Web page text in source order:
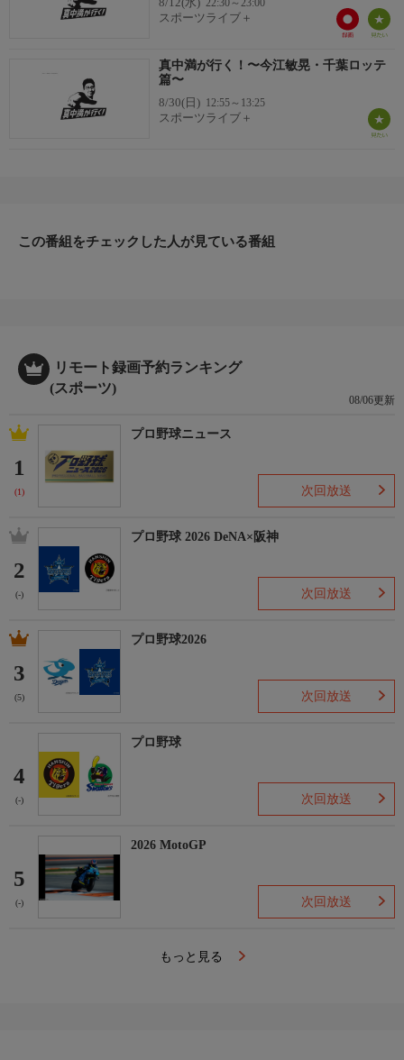
22:30～23:00
スポーツライブ＋
真中満が行く！〜今江敏晃・千葉ロッテ
篇〜
8/30(日) 12:55～13:25
スポーツライブ＋
この番組をチェックした人が見ている番組
リモート録画予約ランキング
(スポーツ)
08/06更新
1
(1)
プロ野球ニュース
次回放送
2
(-)
プロ野球 2026 DeNA×阪神
次回放送
3
(5)
プロ野球2026
次回放送
4
(-)
プロ野球
次回放送
5
(-)
2026 MotoGP
次回放送
もっと見る